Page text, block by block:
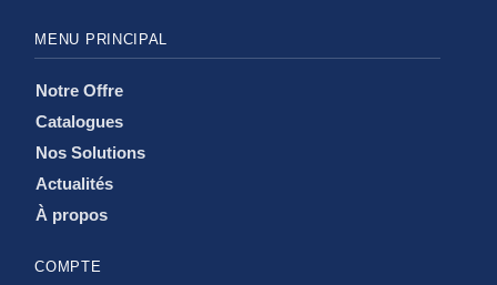
MENU PRINCIPAL
Notre Offre
Catalogues
Nos Solutions
Actualités
À propos
COMPTE